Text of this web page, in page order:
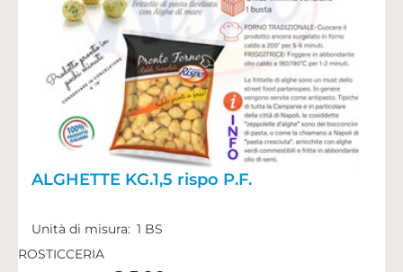
ALGHETTE KG.1,5 rispo P.F.
Unità di misura: 1 BS
ROSTICCERIA